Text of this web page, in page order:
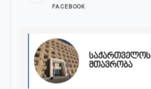
FACEBOOK
საქართველოს
მთავრობა